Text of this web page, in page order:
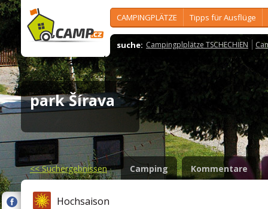
CAMPINGPLÄTZE Tipps für Ausflüge
suche: Campingplplätze TSCHECHIEN
park Šírava
<<Suchergebnissen Camping Kommentare
Hochsaison